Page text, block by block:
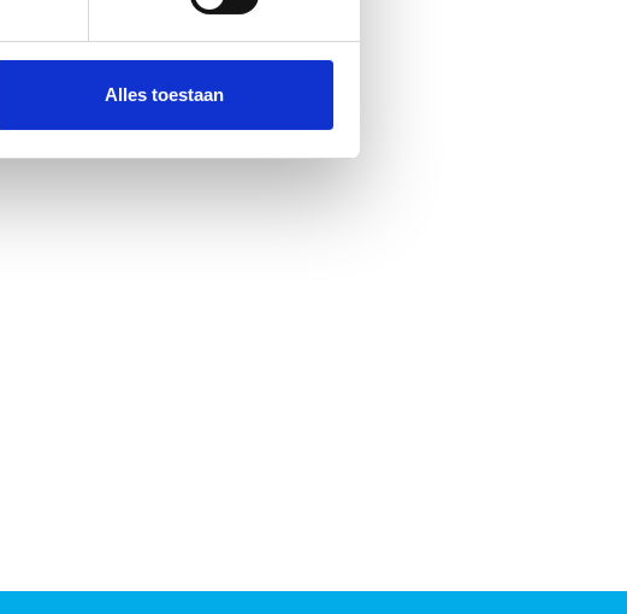
met onze partners voor social
andere informatie die u aan ze heeft
Alles toestaan